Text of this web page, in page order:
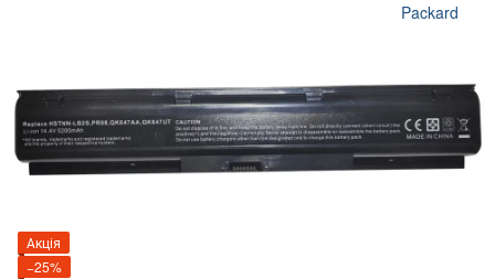
Акція
−25%